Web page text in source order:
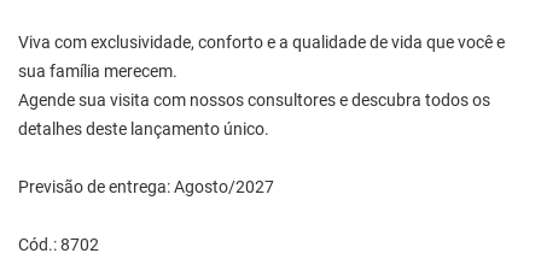
Viva com exclusividade, conforto e a qualidade de vida que você e
sua família merecem.
Agende sua visita com nossos consultores e descubra todos os
detalhes deste lançamento único.
Previsão de entrega: Agosto/2027
Cód.: 8702